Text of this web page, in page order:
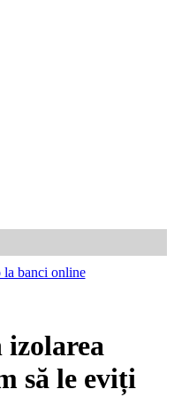
izolarea
să le eviți